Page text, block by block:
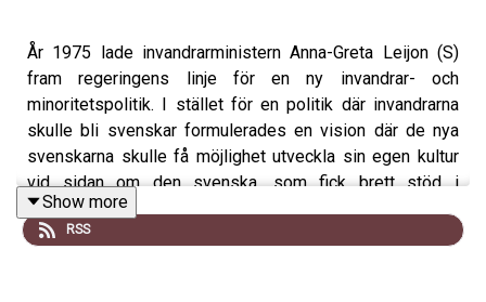
År 1975 lade invandrarministern Anna-Greta Leijon (S)
fram regeringens linje för en ny invandrar- och
minoritetspolitik. I stället för en politik där invandrarna
skulle bli svenskar formulerades en vision där de nya
svenskarna skulle få möjlighet utveckla sin egen kultur
vid sidan om den svenska, som fick brett stöd i
riksdagen.
Show more
RSS